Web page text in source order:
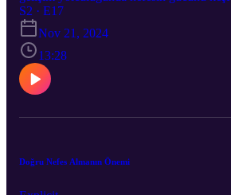
alışkanlıkların hayatımızı nasıl
Özellikle transformal nefes olarak bilinen
nefese dönüşün mümkün ve çok önemli
S2 · E17
Nov 21, 2024
13:28
Doğru Nefes Almanın Önemi